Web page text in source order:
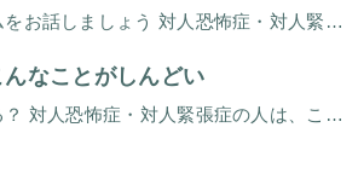
対人恐怖症・対人緊張症になる人のメカニズムをお話しましょう 対人恐怖症・対人緊張症の人のつらさ 最近とくに若い人のあいだに対人恐怖症・対人緊張症で悩む人が増えている。人とのおつきあいで異常に緊張してしまい、家に帰るとぐっ […]
なことがしんどい
こんなことがしんどいって、わかってもらえる？ 対人恐怖症・対人緊張症の人は、こんなことがしんどくてたまらない 路上で 道ですれ違う人の目が気になる。 知らない人なのに、どこに視線をおいていいかわからない。 「近づいてきた […]